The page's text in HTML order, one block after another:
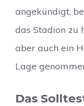
angekündigt,
das Stadion zu
aber auch ein
Lage
Das